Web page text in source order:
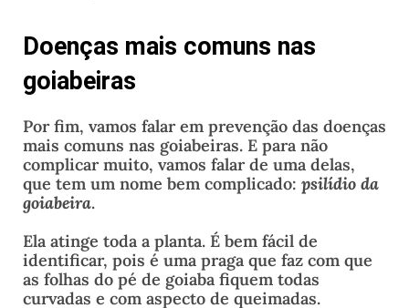
Doenças mais comuns nas
goiabeiras
Por fim, vamos falar em prevenção das doenças
mais comuns nas goiabeiras. E para não
complicar muito, vamos falar de uma delas,
que tem um nome bem complicado: psilídio da
goiabeira.
Ela atinge toda a planta. É bem fácil de
identificar, pois é uma praga que faz com que
as folhas do pé de goiaba fiquem todas
curvadas e com aspecto de queimadas.